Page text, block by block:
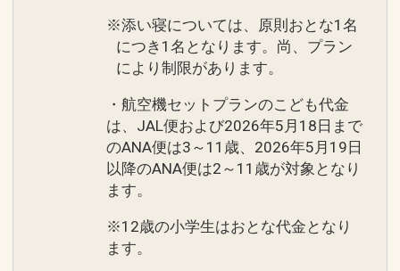
※添い寝については、原則おとな1名
につき1名となります。尚、プラン
により制限があります。
・航空機セットプランのこども代金
は、JAL便および2026年5月18日まで
のANA便は3～11歳、2026年5月19日
以降のANA便は2～11歳が対象となり
ます。
※12歳の小学生はおとな代金となり
ます。